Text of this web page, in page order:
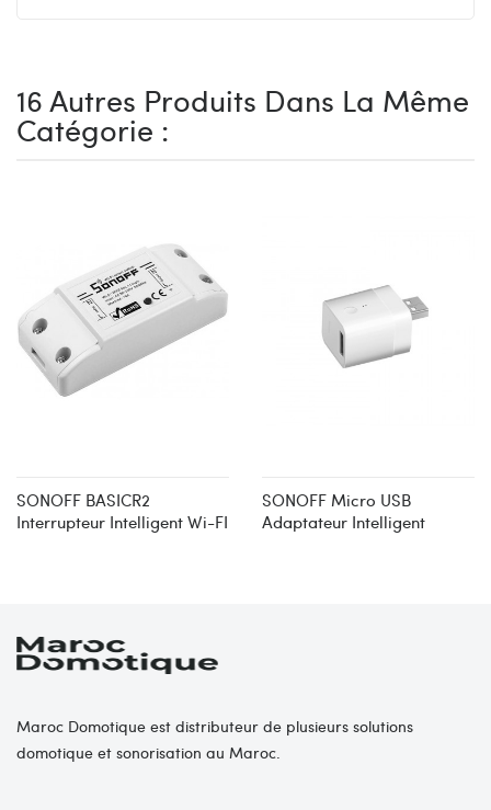
16 Autres Produits Dans La Même
Catégorie :
SONOFF BASICR2
Interrupteur Intelligent Wi-FI
SONOFF Micro USB
Adaptateur Intelligent
Maroc Domotique est distributeur de plusieurs solutions
domotique et sonorisation au Maroc.